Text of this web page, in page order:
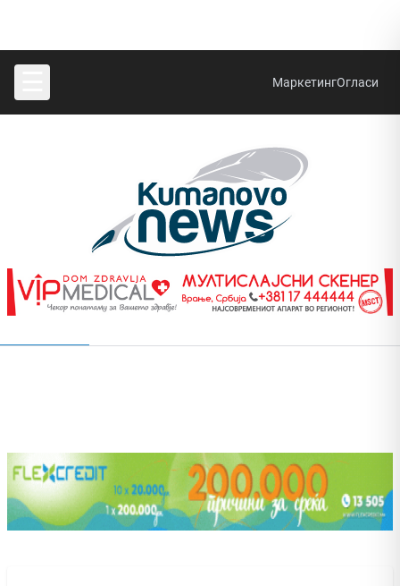
МаркетингОгласи